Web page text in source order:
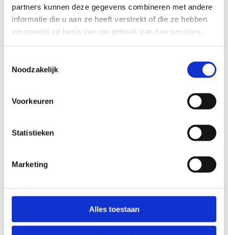
partners kunnen deze gegevens combineren met andere
informatie die u aan ze heeft verstrekt of die ze hebben
verzameld op basis van uw gebruik van hun services.
Noodzakelijk
Voorkeuren
Statistieken
Marketing
Alles toestaan
coaches op dinsdag 10 februari 2026 van
19h00 tot 20h30
BIJKOMENDE